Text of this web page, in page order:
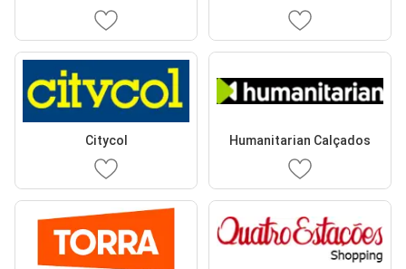
Citycol Humanitarian Calçados